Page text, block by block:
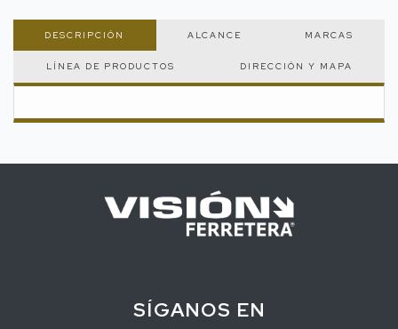
DESCRIPCIÓN ALCANCE MARCAS
LÍNEA DE PRODUCTOS DIRECCIÓN Y MAPA
SÍGANOS EN